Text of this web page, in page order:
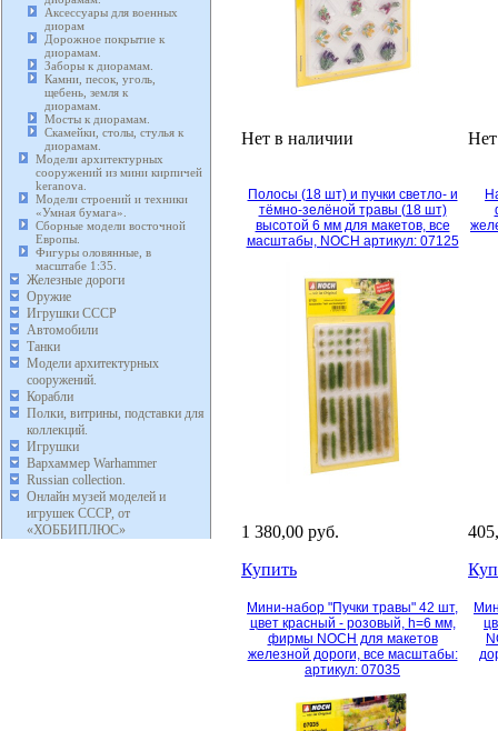
Аксессуары для военных
диорам
Дорожное покрытие к
диорамам.
Заборы к диорамам.
Камни, песок, уголь,
щебень, земля к
диорамам.
Мосты к диорамам.
Скамейки, столы, стулья к
диорамам.
Модели архитектурных
сооружений из мини кирпичей
keranova.
Модели строений и техники
«Умная бумага».
Сборные модели восточной
Европы.
Фигуры оловянные, в
масштабе 1:35.
Железные дороги
Оружие
Игрушки СССР
Автомобили
Танки
Модели архитектурных
сооружений.
Корабли
Полки, витрины, подставки для
коллекций.
Игрушки
Вархаммер Warhammer
Russian collection.
Онлайн музей моделей и
игрушек СССР, от
«ХОББИПЛЮС»
Нет в наличии
Полосы (18 шт) и пучки светло- и
тёмно-зелёной травы (18 шт)
высотой 6 мм для макетов, все
масштабы, NOCH артикул: 07125
1 380,00 руб.
Купить
Мини-набор "Пучки травы" 42 шт,
цвет красный - розовый, h=6 мм,
фирмы NOCH для макетов
железной дороги, все масштабы:
артикул: 07035